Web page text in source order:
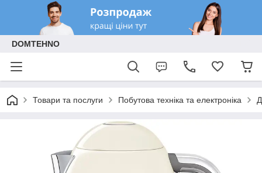
DOMTEHNO
Товари та послуги Побутова техніка та електроніка